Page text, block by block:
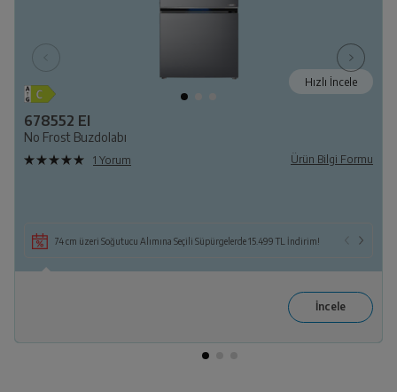
Hızlı İncele
678552 EI
No Frost Buzdolabı
1 Yorum Ürün Bilgi Formu
74 cm üzeri Soğutucu Alımına Seçili Süpürgelerde 15.499 TL İndirim!